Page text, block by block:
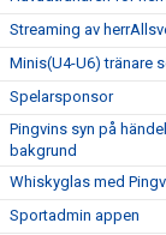
Streaming av
Minis(U4-U6) tränare
Spelarsponsor
Pingvins syn på
bakgrund
Whiskyglas med
Sportadmin appen